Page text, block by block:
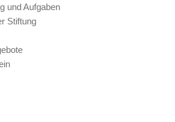
und Aufgaben
Stiftung